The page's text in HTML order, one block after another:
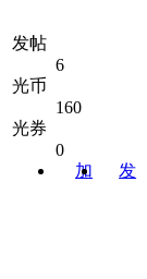
发帖
6
光币
160
光券
0
加
发